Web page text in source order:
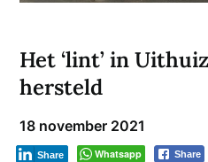
Het ‘lint’ in
hersteld
18 november 2021
Whatsapp Share
Share